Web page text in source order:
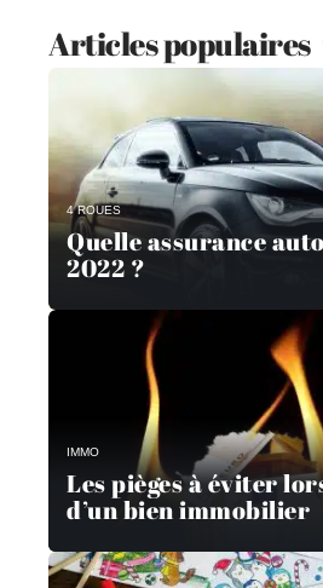
Articles populaires
4 ROUES
Quelle assurance
2022 ?
IMMO
Les pièges à éviter
d’un bien immobilier